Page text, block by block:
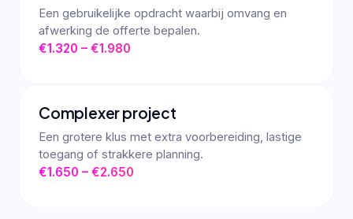
Een gebruikelijke opdracht waarbij omvang en
afwerking de offerte bepalen.
€1.320 – €1.980
Complexer project
Een grotere klus met extra voorbereiding, lastige
toegang of strakkere planning.
€1.650 – €2.650